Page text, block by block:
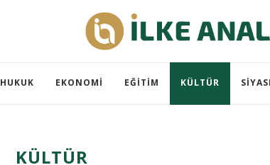
HUKUK EKONOMI EĞITIM KÜLTÜR
KÜLTÜR